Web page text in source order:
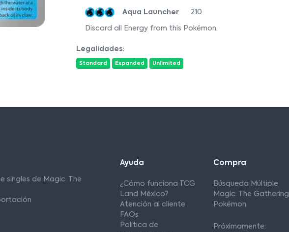
Aqua Launcher 210
Discard all Energy from this Pokémon.
Legalidades:
Standard Expanded Unlimited
singles de Magic: The
Ayuda
¿Cómo funciona TCG
Land México?
Atención al cliente
FAQs
Política de
Compra
Búsqueda Múltiple
Magic: The Gathering
Pokémon
Próximamente: